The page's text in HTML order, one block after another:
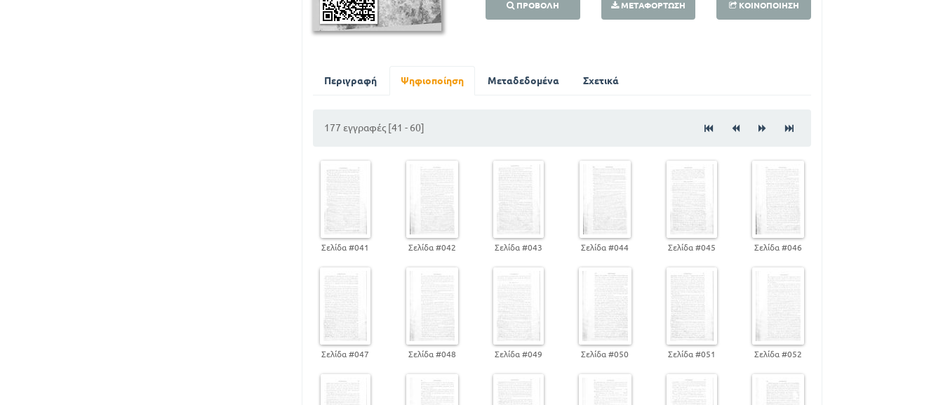
ΠΡΟΒΟΛΉ ΜΕΤΑΦΌΡΤΩΣΗ ΚΟΙΝΟΠΟΊΗΣΗ
Περιγραφή Ψηφιοποίηση Μεταδεδομένα Σχετικά
177 εγγραφές [41 - 60]
Σελίδα #041 Σελίδα #042 Σελίδα #043 Σελίδα #044 Σελίδα #045 Σελίδα #046
Σελίδα #047 Σελίδα #048 Σελίδα #049 Σελίδα #050 Σελίδα #051 Σελίδα #052